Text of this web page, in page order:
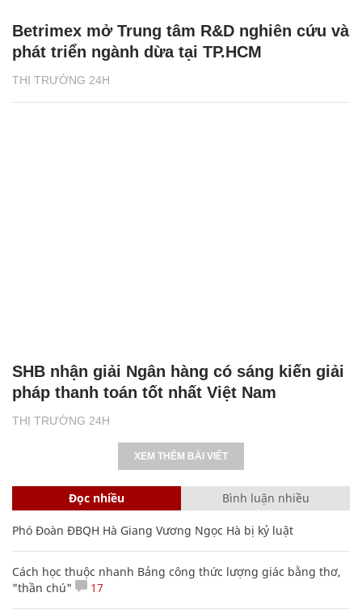
THỊ TRƯỜNG 24H
Betrimex mở Trung tâm R&D nghiên cứu và
phát triển ngành dừa tại TP.HCM
THỊ TRƯỜNG 24H
SHB nhận giải Ngân hàng có sáng kiến giải
pháp thanh toán tốt nhất Việt Nam
XEM THÊM BÀI VIẾT
Đọc nhiều Bình luận nhiều
Phó Đoàn ĐBQH Hà Giang Vương Ngọc Hà bị kỷ luật
Cách học thuộc nhanh Bảng công thức lượng giác bằng thơ,
"thần chú"
17